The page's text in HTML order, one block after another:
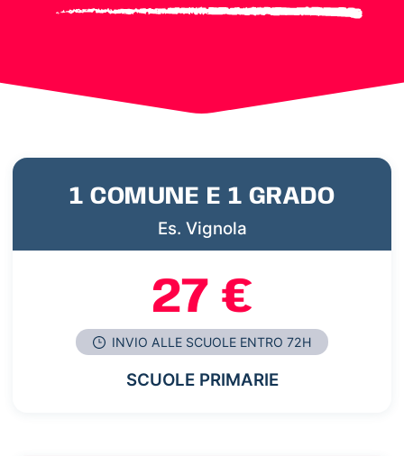
1 COMUNE E 1 GRADO
Es. Vignola
27 €
INVIO ALLE SCUOLE ENTRO 72H
SCUOLE PRIMARIE